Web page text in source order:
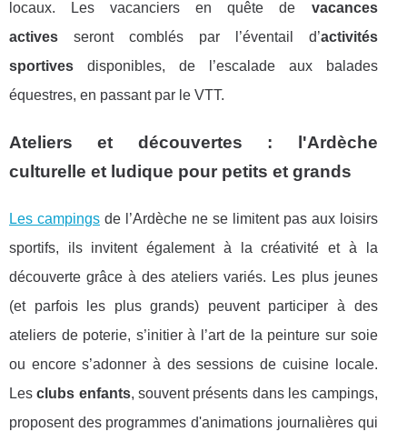
locaux. Les vacanciers en quête de vacances
actives seront comblés par l’éventail d’activités
sportives disponibles, de l’escalade aux balades
équestres, en passant par le VTT.
Ateliers et découvertes : l'Ardèche
culturelle et ludique pour petits et grands
Les campingsde l’Ardèche ne se limitent pas aux loisirs
sportifs, ils invitent également à la créativité et à la
découverte grâce à des ateliers variés. Les plus jeunes
(et parfois les plus grands) peuvent participer à des
ateliers de poterie, s’initier à l’art de la peinture sur soie
ou encore s’adonner à des sessions de cuisine locale.
Lesclubs enfants, souvent présents dans les campings,
proposent des programmes d'animations journalières qui